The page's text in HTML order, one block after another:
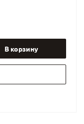
В корзину